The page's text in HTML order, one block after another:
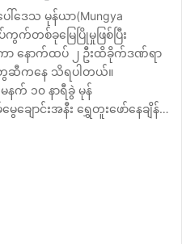
ေါ်ဒေသ မုန်ယာ(Mungya
က်တစ်ခုမြေပြိုမှုဖြစ်ပြီး
ာ နောက်ထပ် ၂ ဦးထိခိုက်ဒဏ်ရာ
ဆီကနေ သိရပါတယ်။
က် ၁၀ နာရီခွဲ မုန်
ေချောင်းအနီး ရွှေတူးဖော်နေချိန်…